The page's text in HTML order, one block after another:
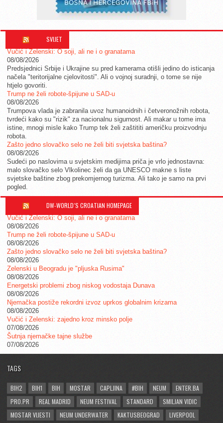
SVIJET
Vučić i Zelenski: O soji, ali ne i o granatama
08/08/2026
Predsjednici Srbije i Ukrajine su pred kamerama otišli jedino do isticanja
načela "teritorijalne cjelovitosti". Ali o vojnoj suradnji, o tome se nije
htjelo govoriti.
Trump ne želi robote-špijune u SAD-u
08/08/2026
Trumpova vlada je zabranila uvoz humanoidnih i četveronožnih robota,
tvrdeći kako su "rizik" za nacionalnu sigurnost. Ali makar u tome ima
istine, mnogi misle kako Trump tek želi zaštititi američku proizvodnju
robota.
Zašto jedno slovačko selo ne želi biti svjetska baština?
08/08/2026
Sudeći po naslovima u svjetskim medijima priča je vrlo jednostavna:
malo slovačko selo Vlkolinec želi da ga UNESCO makne s liste
svjetske baštine zbog prekomjernog turizma. Ali tako je samo na prvi
pogled.
DW-WORLD´S CROATIAN HOMEPAGE
Vučić i Zelenski: O soji, ali ne i o granatama
08/08/2026
Trump ne želi robote-špijune u SAD-u
08/08/2026
Zašto jedno slovačko selo ne želi biti svjetska baština?
08/08/2026
Zelenski u Beogradu je "pljuska Rusima"
08/08/2026
Energetski problemi zbog niskog vodostaja Dunava
08/08/2026
Njemačka postiže rekordni izvoz uprkos globalnim krizama
08/08/2026
Vučić i Zelenski: zajedno kroz minsko polje
07/08/2026
Šutnja njemačke tajne službe
07/08/2026
TAGS
BIH2 BIH1 BIH MOSTAR CAPLJINA #BIH NEUM
ENTER.BA
PRO.PR
REAL MADRID NEUM FESTIVAL STANDARD
SMILJAN VIDIC
MOSTAR VIJESTI
NEUM UNDERWATER KAKTUSBEOGRAD
LIVERPOOL